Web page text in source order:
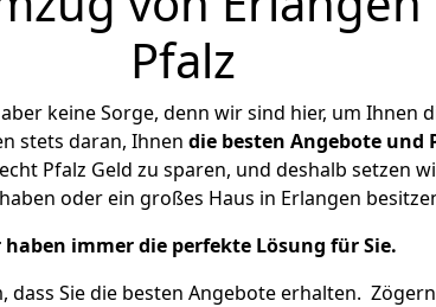
Pfalz
keine Sorge, denn wir sind hier, um Ihnen
stets daran, Ihnen die besten Angebote und
Pfalz Geld zu sparen, und deshalb setzen
oder ein großes Haus in Erlangen
haben immer die perfekte Lösung für Sie.
Sie die besten Angebote erhalten.